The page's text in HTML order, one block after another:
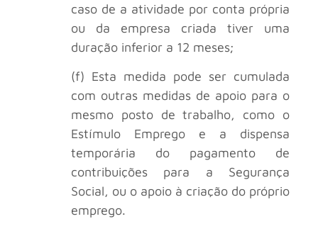
caso de a atividade por conta própria
ou da empresa criada tiver uma
duração inferior a 12 meses;
(f) Esta medida pode ser cumulada
com outras medidas de apoio para o
mesmo posto de trabalho, como o
Estímulo Emprego e a dispensa
temporária do pagamento de
contribuições para a Segurança
Social, ou o apoio à criação do próprio
emprego.